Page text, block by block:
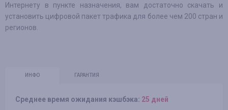
Интернету в пункте назначения, вам достаточно скачать и
установить цифровой пакет трафика для более чем 200 стран и
регионов.
ИНФО ГАРАНТИЯ
Среднее время ожидания кэшбэка: 25 дней